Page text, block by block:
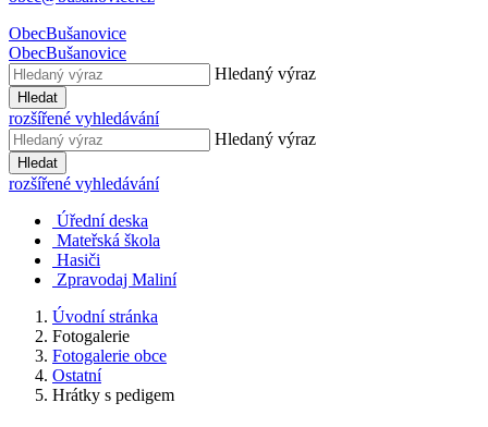
ObecBušanovice
ObecBušanovice
Hledaný výraz
Hledat
rozšířené vyhledávání
Hledaný výraz
Hledat
rozšířené vyhledávání
Úřední deska
Mateřská škola
Hasiči
Zpravodaj Maliní
Úvodní stránka
Fotogalerie
Fotogalerie obce
Ostatní
Hrátky s pedigem